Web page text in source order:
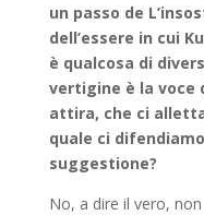
un passo de
dell’essere in cui
è qualcosa di
vertigine è la voce
attira, che ci
quale ci
suggestione?
No, a dire il vero,